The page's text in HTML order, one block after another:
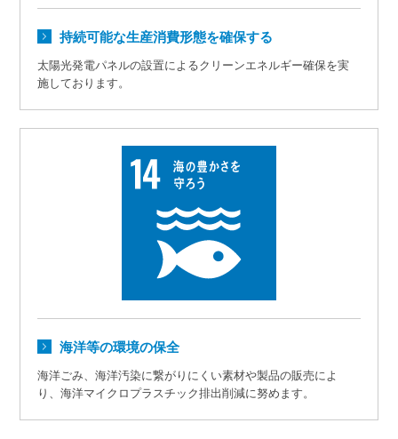
持続可能な生産消費形態を確保する
太陽光発電パネルの設置によるクリーンエネルギー確保を実
施しております。
海洋等の環境の保全
海洋ごみ、海洋汚染に繋がりにくい素材や製品の販売によ
り、海洋マイクロプラスチック排出削減に努めます。